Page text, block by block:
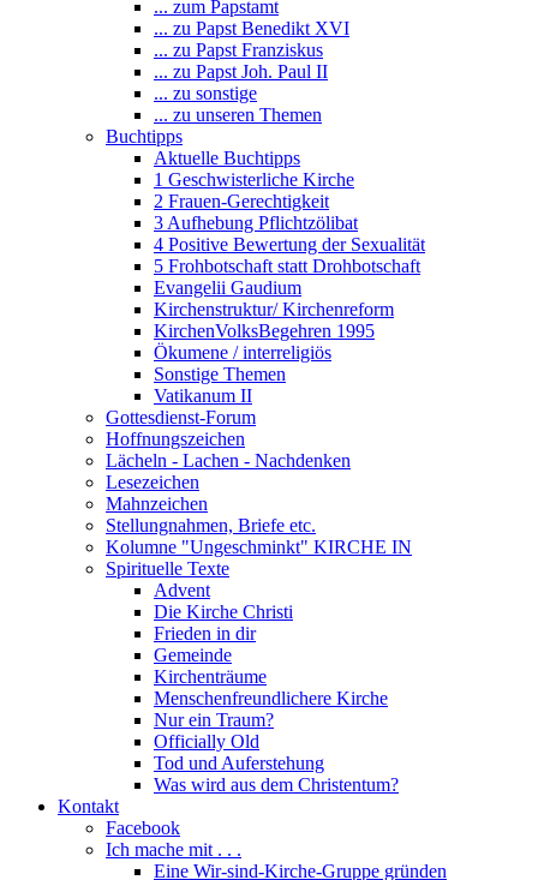
... zum Papstamt
... zu Papst Benedikt XVI
... zu Papst Franziskus
... zu Papst Joh. Paul II
... zu sonstige
... zu unseren Themen
Buchtipps
Aktuelle Buchtipps
1 Geschwisterliche Kirche
2 Frauen-Gerechtigkeit
3 Aufhebung Pflichtzölibat
4 Positive Bewertung der Sexualität
5 Frohbotschaft statt Drohbotschaft
Evangelii Gaudium
Kirchenstruktur/ Kirchenreform
KirchenVolksBegehren 1995
Ökumene / interreligiös
Sonstige Themen
Vatikanum II
Gottesdienst-Forum
Hoffnungszeichen
Lächeln - Lachen - Nachdenken
Lesezeichen
Mahnzeichen
Stellungnahmen, Briefe etc.
Kolumne "Ungeschminkt" KIRCHE IN
Spirituelle Texte
Advent
Die Kirche Christi
Frieden in dir
Gemeinde
Kirchenträume
Menschenfreundlichere Kirche
Nur ein Traum?
Officially Old
Tod und Auferstehung
Was wird aus dem Christentum?
Kontakt
Facebook
Ich mache mit . . .
Eine Wir-sind-Kirche-Gruppe gründen